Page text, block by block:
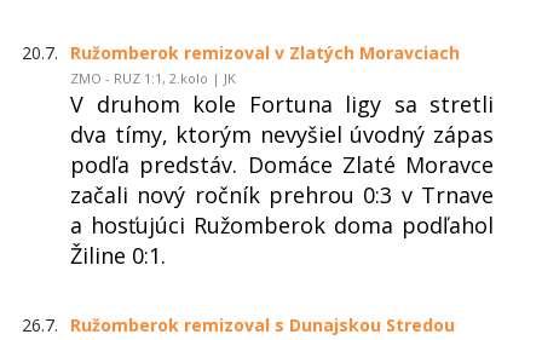
20.7. Ružomberok remizoval v Zlatých Moravciach
ZMO - RUZ 1:1, 2.kolo | JK
V druhom kole Fortuna ligy sa stretli
dva tímy, ktorým nevyšiel úvodný zápas
podľa predstáv. Domáce Zlaté Moravce
začali nový ročník prehrou 0:3 v Trnave
a hosťujúci Ružomberok doma podľahol
Žiline 0:1.
26.7. Ružomberok remizoval s Dunajskou Stredou